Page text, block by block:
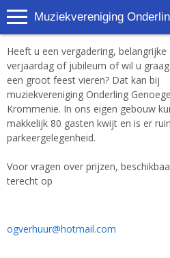
Muziekvereniging
Heeft u een vergadering, belangrijke
verjaardag of jubileum of wil u graag
een groot feest vieren? Dat kan bij
muziekvereniging Onderling
Krommenie. In ons eigen gebouw
makkelijk 80 gasten kwijt en is er
parkeergelegenheid.
Voor vragen over prijzen,
terecht op
ogverhuur@hotmail.com